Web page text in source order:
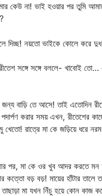
কেউ না! ভাই হওয়ার পর তুমি
দিচ্ছ! নয়তো ভাইকে কোলে করে দুধ
সঙ্গে সঙ্গে বললে- খাবোই
বাড়ি তে আসে! তাই এতোদিন
করার সময় এখন, রীতেশের
খেতো! রাত্রে মা কে জড়িয়ে ধরে
পর, মা কে ওর খুব আদর করতে মন
বড় বড়! মায়ের হাঁটার তালে
মা যখন নিঁচু হয়ে কোন কাজ